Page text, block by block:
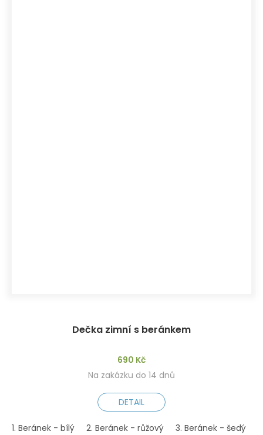
Dečka zimní s beránkem
690 Kč
Na zakázku do 14 dnů
DETAIL
1. Beránek - bílý 2. Beránek - růžový 3. Beránek - šedý